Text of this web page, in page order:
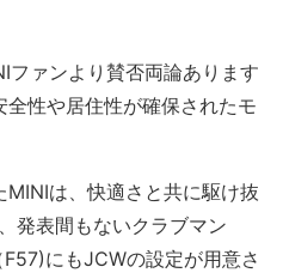
ファンより賛否両論あります
性や居住性が確保されたモ
は、快適さと共に駆け抜
発表間もないクラブマン
F57)にもJCWの設定が用意さ